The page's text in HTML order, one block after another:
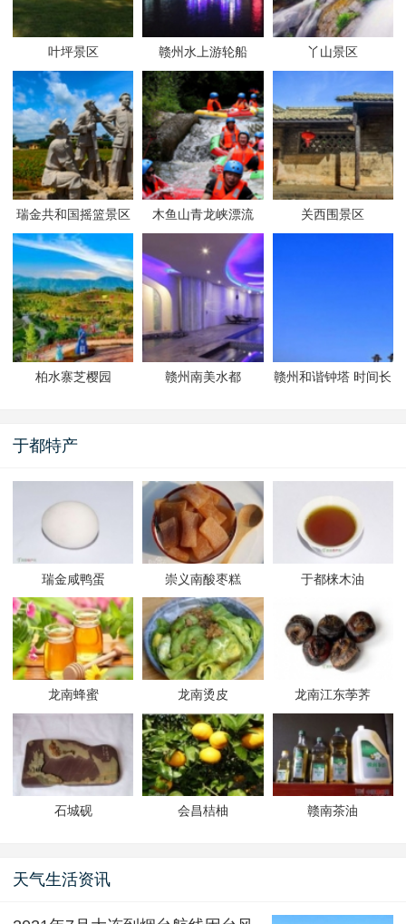
叶坪景区 赣州水上游轮船 丫山景区
瑞金共和国摇篮景区 木鱼山青龙峡漂流 关西围景区
柏水寨芝樱园 赣州南美水都
赣州和谐钟塔 时间长
于都特产
瑞金咸鸭蛋 崇义南酸枣糕 于都梾木油
龙南蜂蜜 龙南烫皮 龙南江东荸荠
石城砚 会昌桔柚 赣南茶油
天气生活资讯